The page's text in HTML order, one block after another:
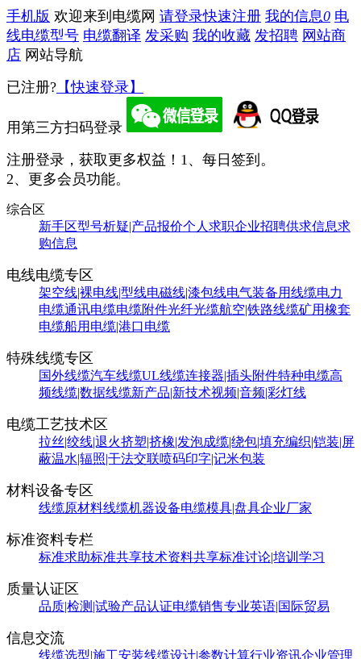
手机版 欢迎来到电缆网 请登录快速注册 我的信息0 电
线电缆型号 电缆翻译 发采购 我的收藏 发招聘 网站商
店 网站导航
已注册? 【快速登录】
用第三方扫码登录
注册登录，获取更多权益！ 1、每日签到。
2、更多会员功能。
综合区
新手区型号析疑|产品报价个人求职企业招聘供求信息求
购信息
电线电缆专区
架空线|裸电线|型线电磁线|漆包线电气装备用线缆电力
电缆通讯电缆电缆附件光纤光缆航空|铁路线缆矿用橡套
电缆船用电缆|港口电缆
特殊线缆专区
国外线缆汽车线缆UL线缆连接器|插头附件特种电缆高
频线缆|数据线缆新产品|新技术视频|音频|彩灯线
电缆工艺技术区
拉丝|绞线|退火挤塑|挤橡|发泡成缆|绕包|填充编织|铠装|屏
蔽温水|辐照|干法交联喷码印字|记米包装
材料设备专区
线缆原材料线缆机器设备电缆模具|盘具企业厂家
标准资料专栏
标准求助标准共享技术资料共享标准讨论|培训学习
质量认证区
品质|检测|试验产品认证电缆销售专业英语|国际贸易
信息交流
线缆选型|施工安装线缆设计|参数计算行业资讯企业管理